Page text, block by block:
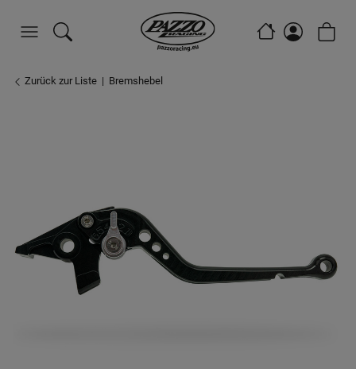
Zurück zur Liste Bremshebel